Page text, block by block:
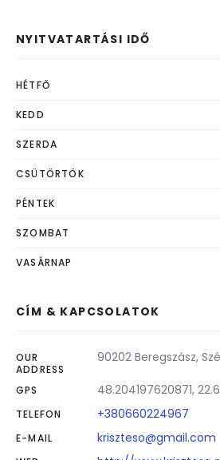
NYITVATARTÁSI IDŐ
HÉTFŐ
KEDD
SZERDA
CSÜTÖRTÖK
PÉNTEK
SZOMBAT
VASÁRNAP
CÍM & KAPCSOLATOK
OUR
ADDRESS
90202 Beregszász,
GPS 48.204197620871,
TELEFON +380660224967
E-MAIL kriszteso@gmail.com